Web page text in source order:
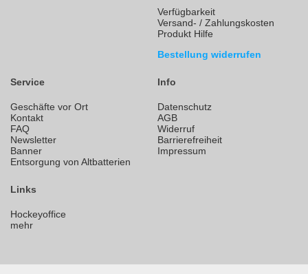
Verfügbarkeit
Versand- / Zahlungskosten
Produkt Hilfe
Bestellung widerrufen
Service
Geschäfte vor Ort
Kontakt
FAQ
Newsletter
Banner
Entsorgung von Altbatterien
Info
Datenschutz
AGB
Widerruf
Barrierefreiheit
Impressum
Links
Hockeyoffice
mehr